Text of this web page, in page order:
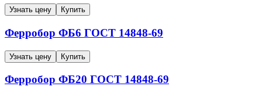
Узнать цену Купить
Ферробор ФБ6 ГОСТ 14848-69
Узнать цену Купить
Ферробор ФБ20 ГОСТ 14848-69